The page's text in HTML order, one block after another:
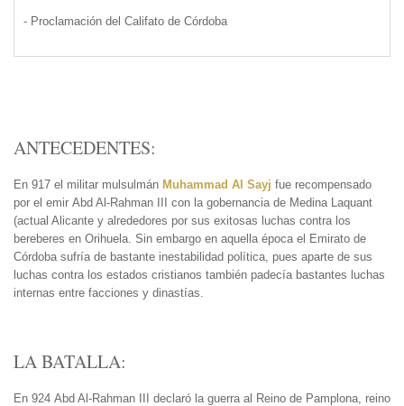
- Proclamación del Califato de Córdoba
ANTECEDENTES:
En 917 el militar mulsulmán Muhammad Al Sayj fue recompensado
por el emir Abd Al-Rahman III con la gobernancia de Medina Laquant
(actual Alicante y alrededores por sus exitosas luchas contra los
bereberes en Orihuela. Sin embargo en aquella época el Emirato de
Córdoba sufría de bastante inestabilidad política, pues aparte de sus
luchas contra los estados cristianos también padecía bastantes luchas
internas entre facciones y dinastías.
LA BATALLA:
En 924 Abd Al-Rahman III declaró la guerra al Reino de Pamplona, reino